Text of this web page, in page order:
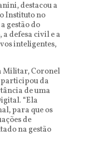
destacou a
Instituto no
gestão do
defesa civil e a
inteligentes,
Militar, Coronel
participou da
de uma
“Ela
para que os
de
na gestão